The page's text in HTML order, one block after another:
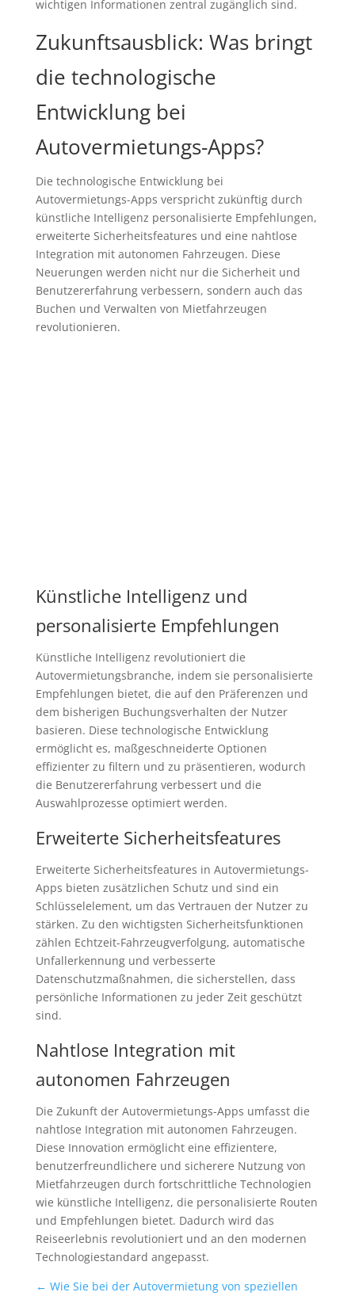
wichtigen Informationen zentral zugänglich sind.
Zukunftsausblick: Was bringt
die technologische
Entwicklung bei
Autovermietungs-Apps?
Die technologische Entwicklung bei
Autovermietungs-Apps verspricht zukünftig durch
künstliche Intelligenz personalisierte Empfehlungen,
erweiterte Sicherheitsfeatures und eine nahtlose
Integration mit autonomen Fahrzeugen. Diese
Neuerungen werden nicht nur die Sicherheit und
Benutzererfahrung verbessern, sondern auch das
Buchen und Verwalten von Mietfahrzeugen
revolutionieren.
Künstliche Intelligenz und
personalisierte Empfehlungen
Künstliche Intelligenz revolutioniert die
Autovermietungsbranche, indem sie personalisierte
Empfehlungen bietet, die auf den Präferenzen und
dem bisherigen Buchungsverhalten der Nutzer
basieren. Diese technologische Entwicklung
ermöglicht es, maßgeschneiderte Optionen
effizienter zu filtern und zu präsentieren, wodurch
die Benutzererfahrung verbessert und die
Auswahlprozesse optimiert werden.
Erweiterte Sicherheitsfeatures
Erweiterte Sicherheitsfeatures in Autovermietungs-
Apps bieten zusätzlichen Schutz und sind ein
Schlüsselelement, um das Vertrauen der Nutzer zu
stärken. Zu den wichtigsten Sicherheitsfunktionen
zählen Echtzeit-Fahrzeugverfolgung, automatische
Unfallerkennung und verbesserte
Datenschutzmaßnahmen, die sicherstellen, dass
persönliche Informationen zu jeder Zeit geschützt
sind.
Nahtlose Integration mit
autonomen Fahrzeugen
Die Zukunft der Autovermietungs-Apps umfasst die
nahtlose Integration mit autonomen Fahrzeugen.
Diese Innovation ermöglicht eine effizientere,
benutzerfreundlichere und sicherere Nutzung von
Mietfahrzeugen durch fortschrittliche Technologien
wie künstliche Intelligenz, die personalisierte Routen
und Empfehlungen bietet. Dadurch wird das
Reiseerlebnis revolutioniert und an den modernen
Technologiestandard angepasst.
← Wie Sie bei der Autovermietung von speziellen